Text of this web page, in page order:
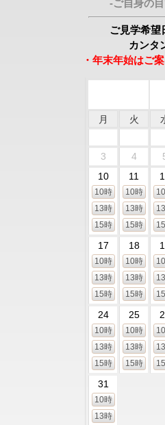
-ご自身の
ご見学希望
カンタ
・年末年始はご
月 火
3
4
10
10時
13時
15時
11
10時
13時
15時
17
10時
13時
15時
18
10時
13時
15時
24
10時
13時
15時
25
10時
13時
15時
31
10時
13時